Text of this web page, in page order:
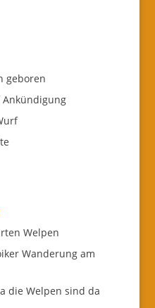
geboren
Ankündigung
Welpen
Wanderung am
die Welpen sind da